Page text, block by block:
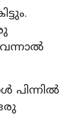
പിന്നില്‍